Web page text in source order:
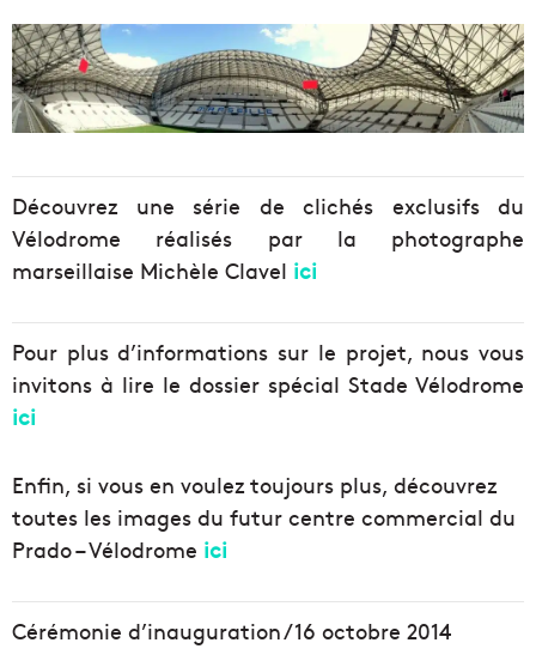
Découvrez une série de clichés exclusifs du
Vélodrome réalisés par la photographe
marseillaise Michèle Clavel ici
Pour plus d’informations sur le projet, nous vous
invitons à lire le dossier spécial Stade Vélodrome
ici
Enfin, si vous en voulez toujours plus, découvrez
toutes les images du futur centre commercial du
Prado – Vélodrome ici
Cérémonie d’inauguration / 16 octobre 2014